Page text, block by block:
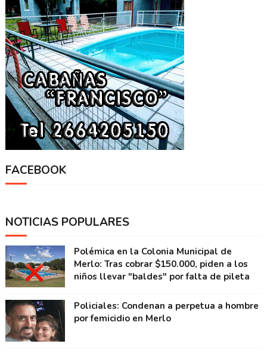
FACEBOOK
NOTICIAS POPULARES
Polémica en la Colonia Municipal de
Merlo: Tras cobrar $150.000, piden a los
niños llevar "baldes" por falta de pileta
Policiales: Condenan a perpetua a hombre
por femicidio en Merlo